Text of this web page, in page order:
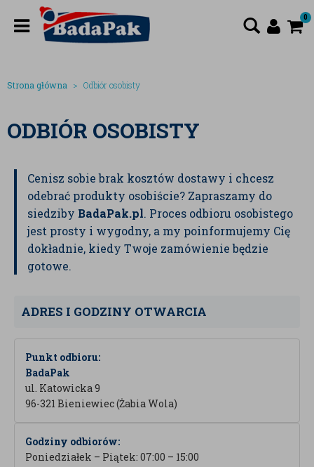
0
Strona główna Odbiór osobisty
ODBIÓR OSOBISTY
Cenisz sobie brak kosztów dostawy i chcesz
odebrać produkty osobiście? Zapraszamy do
siedziby BadaPak.pl. Proces odbioru osobistego
jest prosty i wygodny, a my poinformujemy Cię
dokładnie, kiedy Twoje zamówienie będzie
gotowe.
ADRES I GODZINY OTWARCIA
Punkt odbioru:
BadaPak
ul. Katowicka 9
96-321 Bieniewiec (Żabia Wola)
Godziny odbiorów:
Poniedziałek – Piątek: 07:00 – 15:00